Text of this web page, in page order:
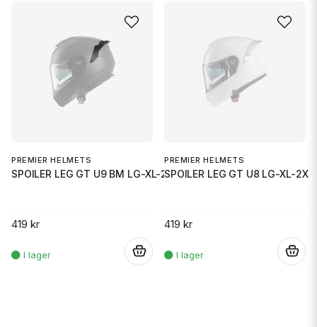
PREMIER HELMETS
SPOILER LEG GT U9 BM LG-XL-2X
419 kr
PREMIER HELMETS
SPOILER LEG GT U8 LG-XL-2X
419 kr